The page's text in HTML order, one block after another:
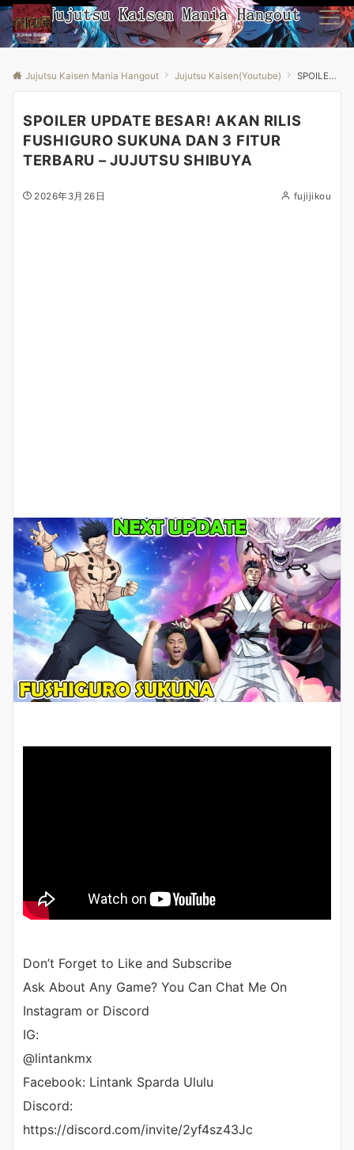
Menu
Jujutsu Kaisen Mania Hangout Jujutsu Kaisen(Youtube) SPOILER UPDATE BESAR! AKAN RILIS FUSHIGURO SUKUNA DAN 3 FITUR TERBARU – JUJUTSU SHIBUYA
SPOILER UPDATE BESAR! AKAN RILIS
FUSHIGURO SUKUNA DAN 3 FITUR
TERBARU – JUJUTSU SHIBUYA
2026年3月26日 fujijikou
Don’t Forget to Like and Subscribe
Ask About Any Game? You Can Chat Me On
Instagram or Discord
IG:
@lintankmx
Facebook: Lintank Sparda Ululu
Discord:
https://discord.com/invite/2yf4sz43Jc